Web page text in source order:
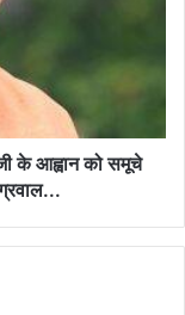
के आह्वान को समूचे